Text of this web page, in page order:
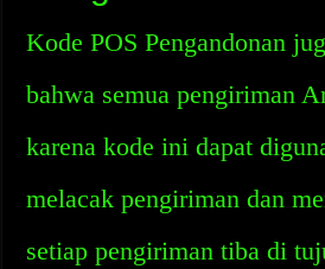
Kode POS Pengandonan
bahwa semua pengiriman
karena kode ini dapat
melacak pengiriman dan
setiap pengiriman tiba di